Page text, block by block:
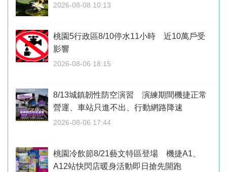
2026-08-08 10:13
桃園5行政區8/10停水11小時 近10萬戶受
影響
2026-08-06 18:15
8/13城鎮韌性防空演習 演練期間機捷正常
營運、車站只進不出、行動網路降速
2026-08-06 17:44
桃園冷飲節8/21藝文特區登場 機捷A1、
A12站快閃店暖身活動即日搶先開跑